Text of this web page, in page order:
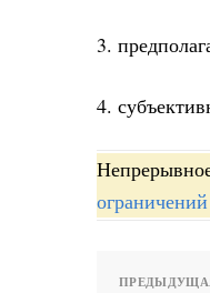
3.
4.